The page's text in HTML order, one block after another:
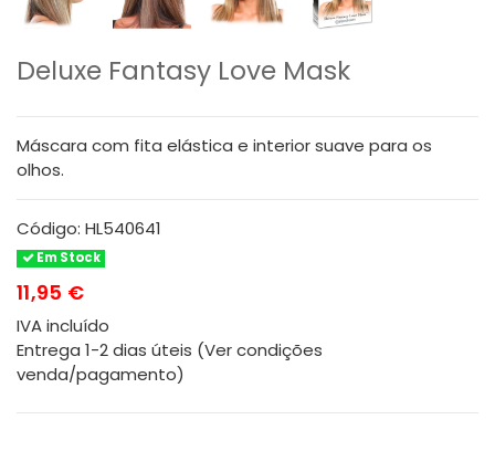
Deluxe Fantasy Love Mask
Máscara com fita elástica e interior suave para os
olhos.
Código: HL540641
Em Stock
11,95 €
IVA incluído
Entrega 1-2 dias úteis (Ver condições
venda/pagamento)